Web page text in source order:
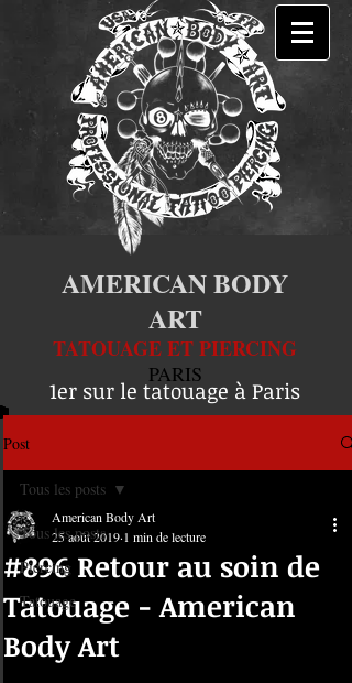
AMERICAN BODY
ART
TATOUAGE ET PIERCING
PARIS
1er sur le tatouage à Paris
Post
Tous les posts
Piercing
Tatouage
Tous les posts
#896 Retour au soin de
Tatouage - American
Body Art
American Body Art
25 août 2019 1 min de lecture